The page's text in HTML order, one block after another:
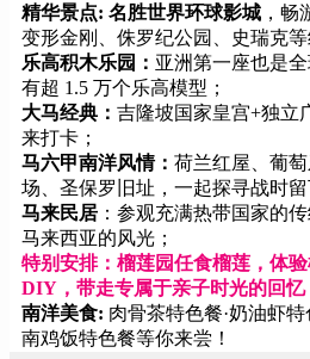
精华景点: 名胜世界环球影城 ，畅
变形金刚、侏罗纪公园、史瑞克等
乐高积木乐园： 亚洲第一座也是
有超 1.5 万个乐高模型；
大马经典： 吉隆坡国家皇宫+独立
来打卡；
马六甲南洋风情： 荷兰红屋、葡
场、圣保罗旧址，一起探寻战时留
马来民居 ：参观充满热带国家的
马来西亚的风光；
特别安排：榴莲园任食榴莲，体
DIY，带走专属于亲子时光的回忆
南洋美食: 肉骨茶特色餐·奶油虾
南鸡饭特色餐等你来尝！